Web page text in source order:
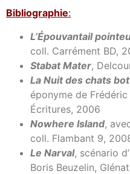
Bibliographie:
L’Épouvantail
coll. Carrément BD,
Stabat Mater,
La Nuit des chats
éponyme de
Écritures, 2006
Nowhere Island,
coll. Flambant 9,
Le Narval, scénario
Boris Beuzelin,